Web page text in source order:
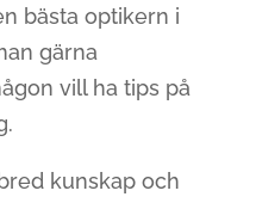
bästa optikern i
gärna
vill ha tips på
kunskap och